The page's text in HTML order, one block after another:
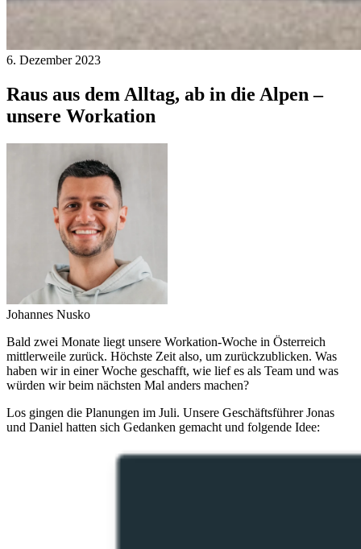
6. Dezember 2023
Raus aus dem Alltag, ab in die Alpen –
unsere Workation
Johannes Nusko
Bald zwei Monate liegt unsere Workation-Woche in Österreich
mittlerweile zurück. Höchste Zeit also, um zurückzublicken. Was
haben wir in einer Woche geschafft, wie lief es als Team und was
würden wir beim nächsten Mal anders machen?
Los gingen die Planungen im Juli. Unsere Geschäftsführer Jonas
und Daniel hatten sich Gedanken gemacht und folgende Idee: